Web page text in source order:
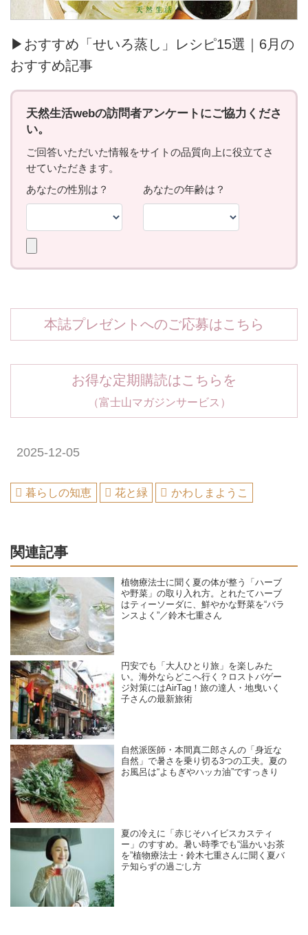
▶おすすめ「せいろ蒸し」レシピ15選｜6月の
おすすめ記事
本誌プレゼントへのご応募はこちら
お得な定期購読はこちらを
（富士山マガジンサービス）
2025-12-05
暮らしの知恵 花と緑 かわしまようこ
関連記事
植物療法士に聞く夏の体が整う「ハーブ
や野菜」の取り入れ方。とれたてハーブ
はティーソーダに、鮮やかな野菜を“バラ
ンスよく”／鈴木七重さん
円安でも「大人ひとり旅」を楽しみた
い。海外ならどこへ行く？ロストバゲー
ジ対策にはAirTag！旅の達人・地曳いく
子さんの最新旅術
自然派医師・本間真二郎さんの「身近な
自然」で暑さを乗り切る3つの工夫。夏の
お風呂は“よもぎやハッカ油”ですっきり
夏の冷えに「赤じそハイビスカスティ
ー」のすすめ。暑い時季でも“温かいお茶
を”植物療法士・鈴木七重さんに聞く夏バ
テ知らずの過ごし方